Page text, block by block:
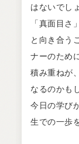
はないでし
「真面目さ
と向き合う
ナーのため
積み重ねが
なるのかも
今日の学び
生での一歩